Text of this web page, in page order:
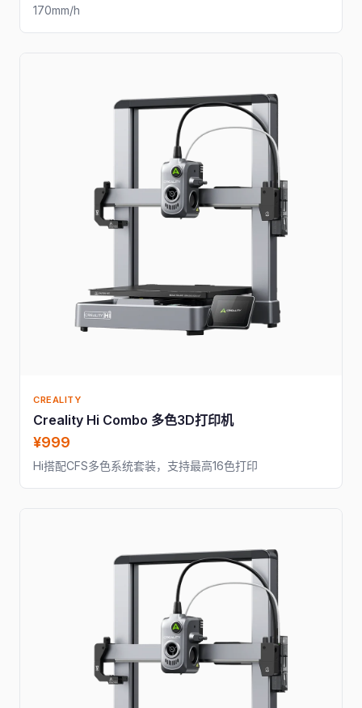
170mm/h
CREALITY
Creality Hi Combo 多色3D打印机
¥999
Hi搭配CFS多色系统套装，支持最高16色打印